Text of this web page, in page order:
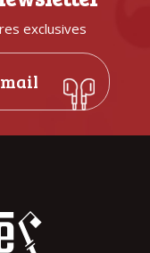
exclusives